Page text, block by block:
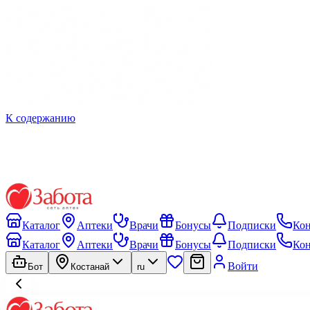
К содержанию
Каталог Аптеки Врачи Бонусы Подписки
Каталог
Аптеки Врачи Бонусы Подписки
Бот Костанай ru Войти